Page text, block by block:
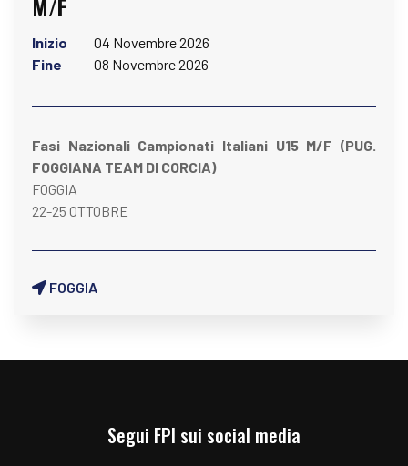
Inizio
04 Novembre 2026
Fine
08 Novembre 2026
Fasi Nazionali Campionati Italiani U15 M/F (PUG.
FOGGIANA TEAM DI CORCIA)
FOGGIA
22-25 OTTOBRE
FOGGIA
Segui FPI sui social media